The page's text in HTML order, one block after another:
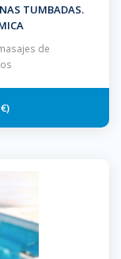
TUMBADAS.
de